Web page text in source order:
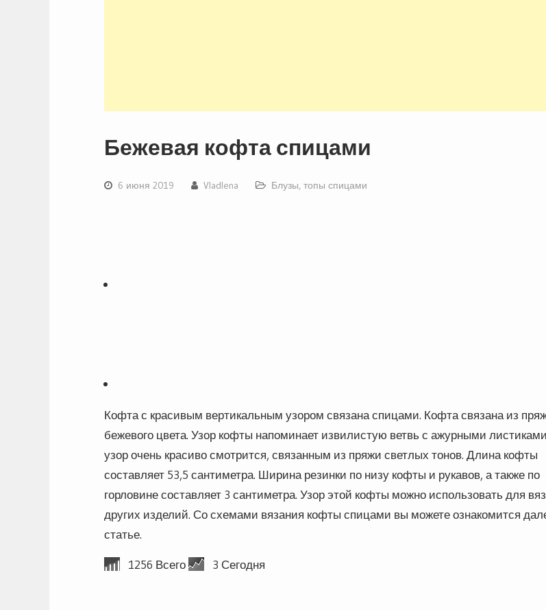
Бежевая кофта спицами
6 июня 2019 Vladlena Блузы, топы спицами
Кофта с красивым вертикальным узором связана спицами. Кофта связана из
бежевого цвета. Узор кофты напоминает извилистую ветвь с ажурными
узор очень красиво смотрится, связанным из пряжи светлых тонов. Длина кофты
составляет 53,5 сантиметра. Ширина резинки по низу кофты и рукавов, а также по
горловине составляет 3 сантиметра. Узор этой кофты можно использовать для
других изделий. Со схемами вязания кофты спицами вы можете ознакомится
статье.
1256 Всего 3 Сегодня